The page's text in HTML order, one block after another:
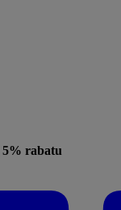
5% rabatu